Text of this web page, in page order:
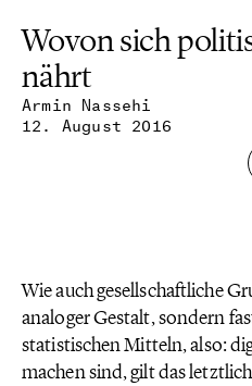
Armin Nassehi
12. August 2016
Wovon sich
nährt
Wie auch gesellschaftliche
analoger Gestalt, sondern
statistischen Mitteln, also:
machen sind, gilt das